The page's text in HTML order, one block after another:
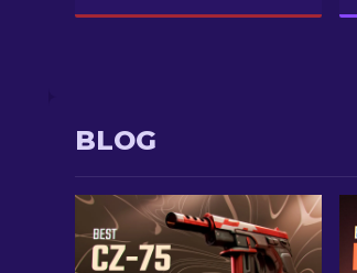
BLOG